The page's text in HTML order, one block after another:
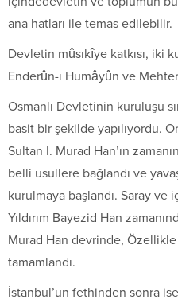
ana hatları ile temas edilebilir.
Devletin mûsıkîye katkısı, iki
Enderûn-ı Humâyûn ve
Osmanlı Devletinin kuruluşu
basit bir şekilde yapılıyordu.
Sultan I. Murad Han’ın
belli usullere bağlandı ve
kurulmaya başlandı. Saray ve
Yıldırım Bayezid Han
Murad Han devrinde,
tamamlandı.
İstanbul’un fethinden sonra